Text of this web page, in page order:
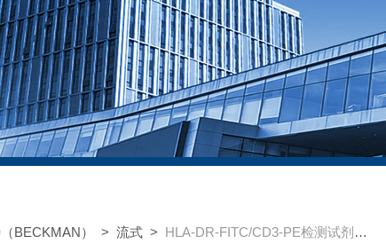
BECKMAN） >流式 > HLA-DR-FITC/CD3-PE检测试剂盒(流式细胞法)